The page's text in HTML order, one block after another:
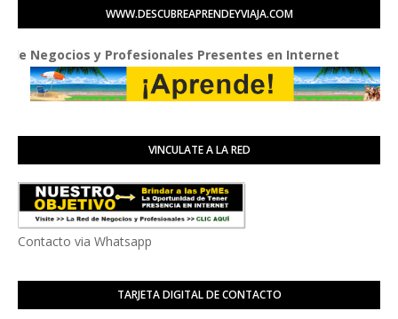
WWW.DESCUBREAPRENDEYVIAJA.COM
y Profesionales Presentes en Internet
VINCULATE A LA RED
Contacto via Whatsapp
TARJETA DIGITAL DE CONTACTO